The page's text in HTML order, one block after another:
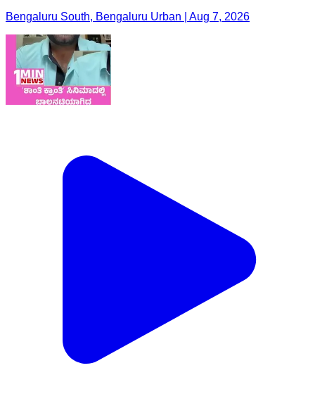
Bengaluru South, Bengaluru Urban | Aug 7, 2026